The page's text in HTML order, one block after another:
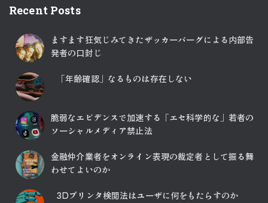
Recent Posts
ますます狂気じみてきたザッカーバーグによる内部告
発者の口封じ
「年齢確認」なるものは存在しない
脆弱なエビデンスで加速する「エセ科学的な」若者の
ソーシャルメディア禁止法
金融仲介業者をオンライン表現の裁定者として振る舞
わせてよいのか
3Dプリンタ検閲法はユーザに何をもたらすのか